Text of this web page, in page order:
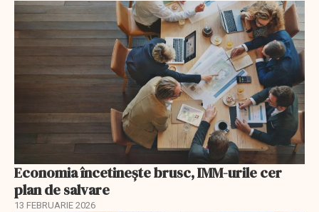
Economia încetinește brusc, IMM-urile cer
plan de salvare
13 FEBRUARIE 2026